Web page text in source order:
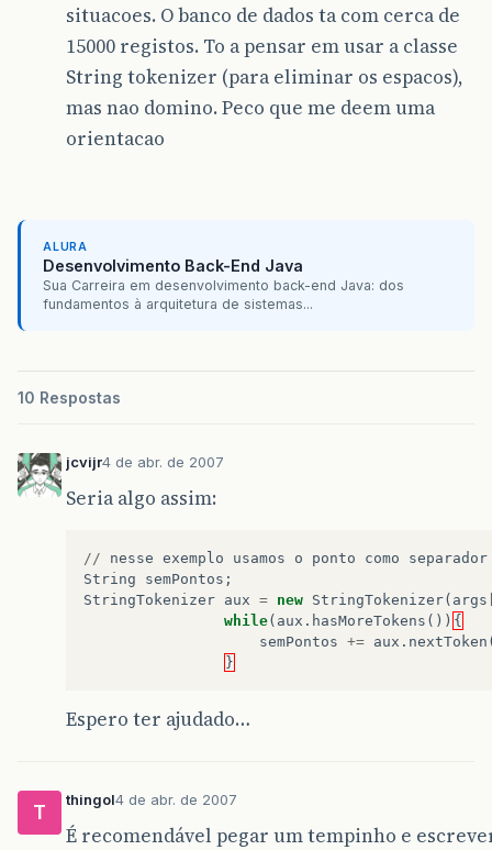
situacoes. O banco de dados ta com cerca de
15000 registos. To a pensar em usar a classe
String tokenizer (para eliminar os espacos),
mas nao domino. Peco que me deem uma
orientacao
ALURA
Desenvolvimento Back-End Java
Sua Carreira em desenvolvimento back-end Java: dos
fundamentos à arquitetura de sistemas...
10 Respostas
jcvijr4 de abr. de 2007
Seria algo assim:
// nesse exemplo usamos o ponto como
separador
String
semPontos ;
StringTokenizer aux = new StringTokenizer( args
while( aux . hasMoreTokens ()) {
semPontos += aux . nextToken
}
Espero ter ajudado…
T
thingol4 de abr. de 2007
É recomendável pegar um tempinho e